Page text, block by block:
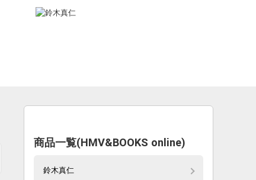
商品一覧(HMV&BOOKS online)
鈴木真仁